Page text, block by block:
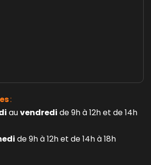
:
au vendredi de 9h à 12h et de 14h
de 9h à 12h et de 14h à 18h